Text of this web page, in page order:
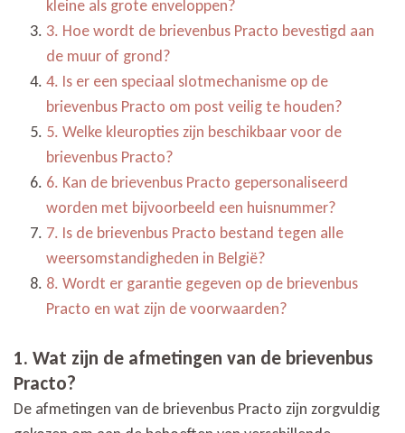
kleine als grote enveloppen?
3. Hoe wordt de brievenbus Practo bevestigd aan
de muur of grond?
4. Is er een speciaal slotmechanisme op de
brievenbus Practo om post veilig te houden?
5. Welke kleuropties zijn beschikbaar voor de
brievenbus Practo?
6. Kan de brievenbus Practo gepersonaliseerd
worden met bijvoorbeeld een huisnummer?
7. Is de brievenbus Practo bestand tegen alle
weersomstandigheden in België?
8. Wordt er garantie gegeven op de brievenbus
Practo en wat zijn de voorwaarden?
1. Wat zijn de afmetingen van de brievenbus
Practo?
De afmetingen van de brievenbus Practo zijn zorgvuldig